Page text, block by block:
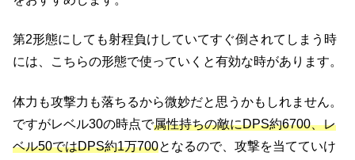
第2形態にしても射程負けしていてすぐ倒されてしまう時
には、こちらの形態で使っていくと有効な時があります。
体力も攻撃力も落ちるから微妙だと思うかもしれません。
ですがレベル30の時点で属性持ちの敵にDPS約6700、レ
ベル50ではDPS約1万700となるので、攻撃を当てていけ